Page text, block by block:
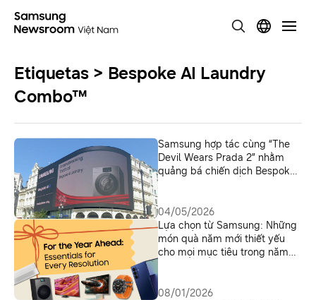
Etiquetas > Bespoke AI Laundry
Combo™
Samsung hợp tác cùng “The
Devil Wears Prada 2” nhằm
quảng bá chiến dịch Bespoke
04/05/2026
Lựa chọn từ Samsung: Những
món quà năm mới thiết yếu
cho mọi mục tiêu trong năm
08/01/2026